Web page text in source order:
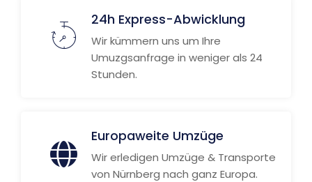
24h Express-Abwicklung
Wir kümmern uns um Ihre
Umuzgsanfrage in weniger als 24
Stunden.
Europaweite Umzüge
Wir erledigen Umzüge & Transporte
von Nürnberg nach ganz Europa.